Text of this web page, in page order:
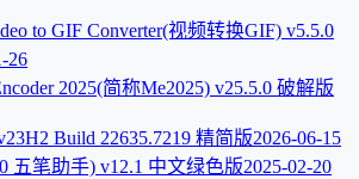
to GIF Converter(视频转换GIF) v5.5.0
26
2025(简称Me2025) v25.5.0 破解版
Build 22635.7219 精简版2026-06-15
五笔助手) v12.1 中文绿色版2025-02-20